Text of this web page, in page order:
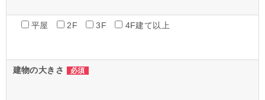
平屋 2F 3F 4F建て以上
建物の大きさ 必須